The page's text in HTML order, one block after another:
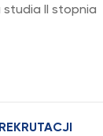
studia II stopnia